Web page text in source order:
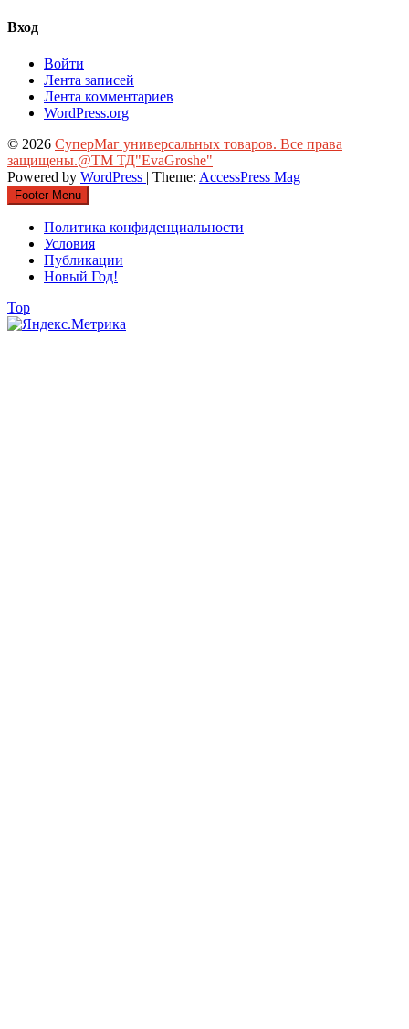
Вход
Войти
Лента записей
Лента комментариев
WordPress.org
© 2026 СуперМаг универсальных товаров. Все права
защищены.@ТМ ТД"EvaGroshe"
Powered by WordPress | Theme: AccessPress Mag
Footer Menu
Политика конфиденциальности
Условия
Публикации
Новый Год!
Top